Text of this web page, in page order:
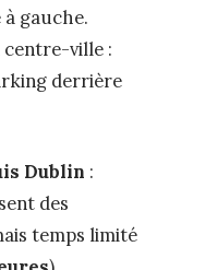
gauche.
centre-ville :
derrière
Dublin :
des
temps limité